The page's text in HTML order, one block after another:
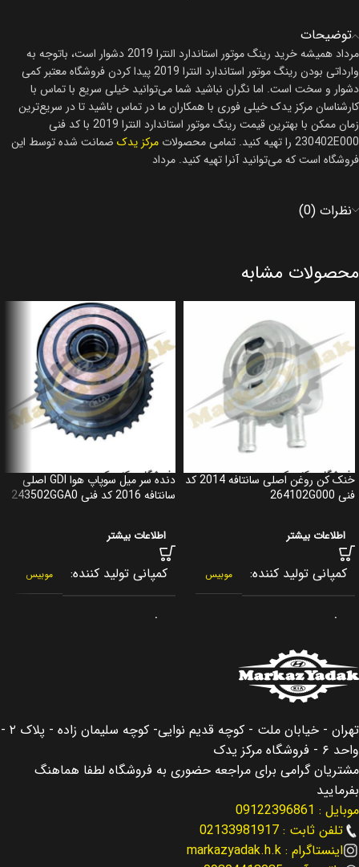
توضیحات
مرداد همیشه خرید رینگ موتور استاندارد النترا 2019 دشوار است، باتوجه به
وارداتی بودن رینگ موتور استاندارد النترا 2019 پیدا کردن فروشگاه معتبر کمی
دشوار و سخت است. اما نگران نباشید شما می‌توانید خیلی سریع با تماس با
کارشناسان مرکز یدک خیلی فوری با همکاران ما در تماس باشید تا در سریع‌ترین
زمان ممکن با بهترین قیمت رینگ موتور استاندارد النترا 2019 با کد فنی
230402E000 را تهیه کنید. تمامی محصولات
مرکز یدک ضمانت شده توسط این
فروشگاه است که می‌توانید آنرا تهیه کنید. مرداد
نظرات (0)
محصولات مشابه
خنک کن روغن اصلی سانتافه 2014 کد
فنی 264102G000
اطلاعات بیشتر
کمپانی تولید کننده موبیس
برند
کشور سازنده کره جنوبی
مناسب برای سانتافه Santafe
مناسب برای سال 2014
نوع لوازم لوازم موتوری
دنده سر میل سوپاپ هوا GDI اصلی
سانتافه 2016 کد فنی 243502GGA0
اطلاعات بیشتر
کمپانی تولید کننده موبیس
برند
مناسب برای سانتافه Santafe
تهران - خیابان ملت - کوچه قدیم نوایی- کوچه سلیمان زاده - پلاک ۲ -
واحد ۶ - فروشگاه مرکز یدک
مشتریان گرامی برای مراجعه حضوری به فروشگاه لطفا هماهنگ
بفرمایید
موبایل : 09122396861
تلفن ثابت : 02133981917
اینستاگرام : markazyadak.h.k